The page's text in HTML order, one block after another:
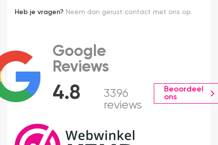
Heb je vragen? Neem dan gerust contact met ons op.
4.8
Google
Reviews
3396
reviews
Beoordeel
ons